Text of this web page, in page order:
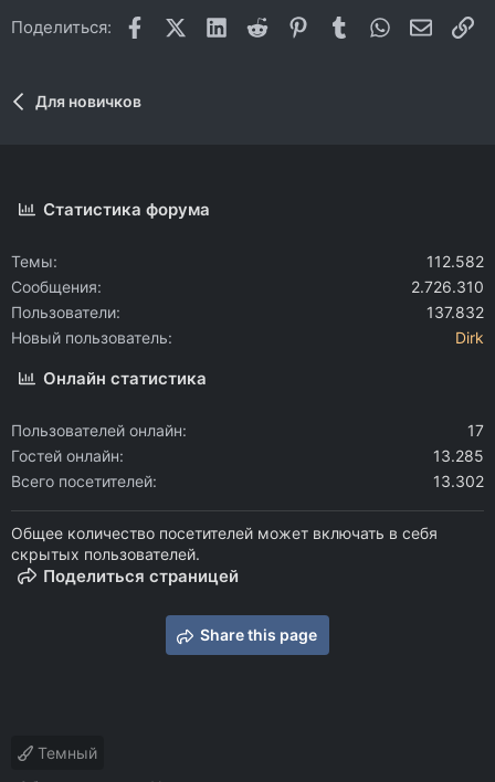
Поделиться: FacebookX (Twitter)
LinkedIn
Reddit Pinterest
Tumblr WhatsApp
Для новичков
Статистика форума
Темы
112.582
Сообщения
2.726.310
Пользователи
137.832
Новый пользователь
Dirk
Онлайн статистика
Пользователей онлайн
17
Гостей онлайн
13.285
Всего посетителей
13.302
Общее количество посетителей может включать в себя
скрытых пользователей.
Поделиться страницей
Share this page
Темный